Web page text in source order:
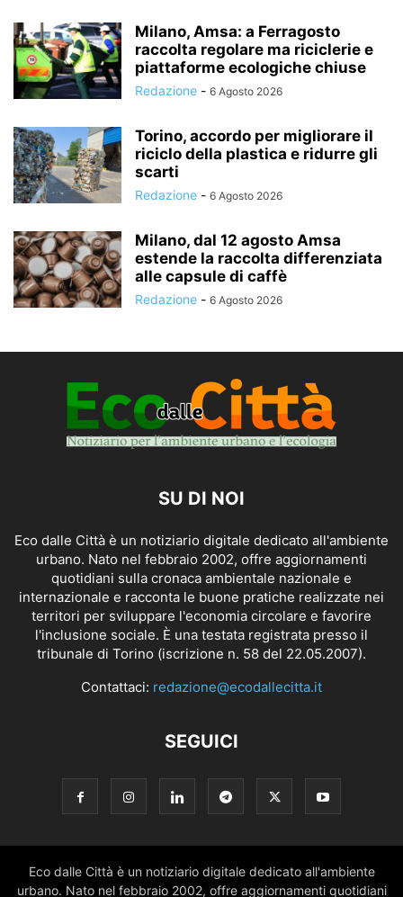
Milano, Amsa: a Ferragosto
raccolta regolare ma riciclerie e
piattaforme ecologiche chiuse
Redazione - 6 Agosto 2026
Torino, accordo per migliorare il
riciclo della plastica e ridurre gli
scarti
Redazione - 6 Agosto 2026
Milano, dal 12 agosto Amsa
estende la raccolta differenziata
alle capsule di caffè
Redazione - 6 Agosto 2026
SU DI NOI
Eco dalle Città è un notiziario digitale dedicato all'ambiente
urbano. Nato nel febbraio 2002, offre aggiornamenti
quotidiani sulla cronaca ambientale nazionale e
internazionale e racconta le buone pratiche realizzate nei
territori per sviluppare l'economia circolare e favorire
l'inclusione sociale. È una testata registrata presso il
tribunale di Torino (iscrizione n. 58 del 22.05.2007).
Contattaci: redazione@ecodallecitta.it
SEGUICI
Eco dalle Città è un notiziario digitale dedicato all'ambiente
urbano. Nato nel febbraio 2002, offre aggiornamenti quotidiani